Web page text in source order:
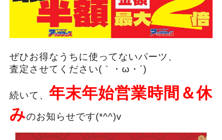
ぜひお得なうちに使ってないパーツ、
査定させてください(｀・ω・´)ゞ
続いて、 年末年始営業時間＆休
みのお知らせです(*^^)v